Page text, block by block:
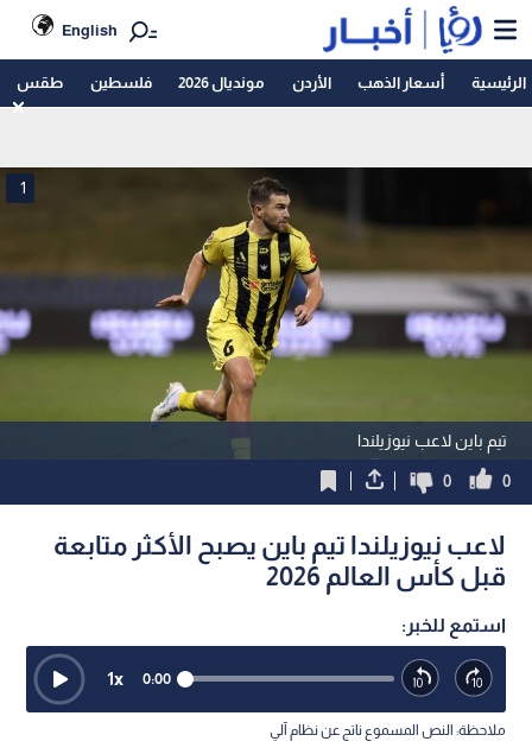
English
الرئيسية أسعار الذهب الأردن مونديال 2026 فلسطين طقس
تيم باين لاعب نيوزيلندا
1
0
0
لاعب نيوزيلندا تيم باين يصبح الأكثر متابعة
قبل كأس العالم 2026
استمع للخبر:
0:00
1x
ملاحظة: النص المسموع ناتج عن نظام آلي